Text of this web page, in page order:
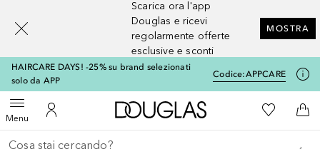
Scarica ora l'app
Douglas e ricevi
regolarmente offerte
esclusive e sconti
MOSTRA
HAIRCARE DAYS! -25% su brand selezionati
solo da APP
Codice:APPCARE
MenuApri menuAl Mio Account
A Douglas HomeAlla Mia
Al
Torna indietro
Esegui ricerca
[navigation.slideout.screenreader]